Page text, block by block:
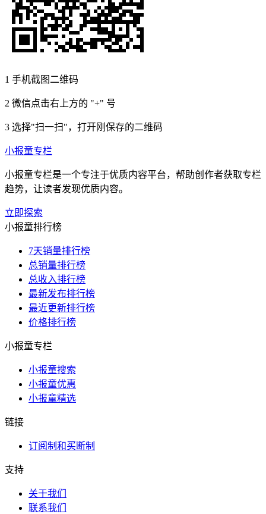
1 手机截图二维码
2 微信点击右上方的 "+" 号
3 选择"扫一扫"，打开刚保存的二维码
小报童专栏
小报童专栏是一个专注于优质内容平台，帮助创作者获取专栏
趋势，让读者发现优质内容。
立即探索
小报童排行榜
7天销量排行榜
总销量排行榜
总收入排行榜
最新发布排行榜
最近更新排行榜
价格排行榜
小报童专栏
小报童搜索
小报童优惠
小报童精选
链接
订阅制和买断制
支持
关于我们
联系我们